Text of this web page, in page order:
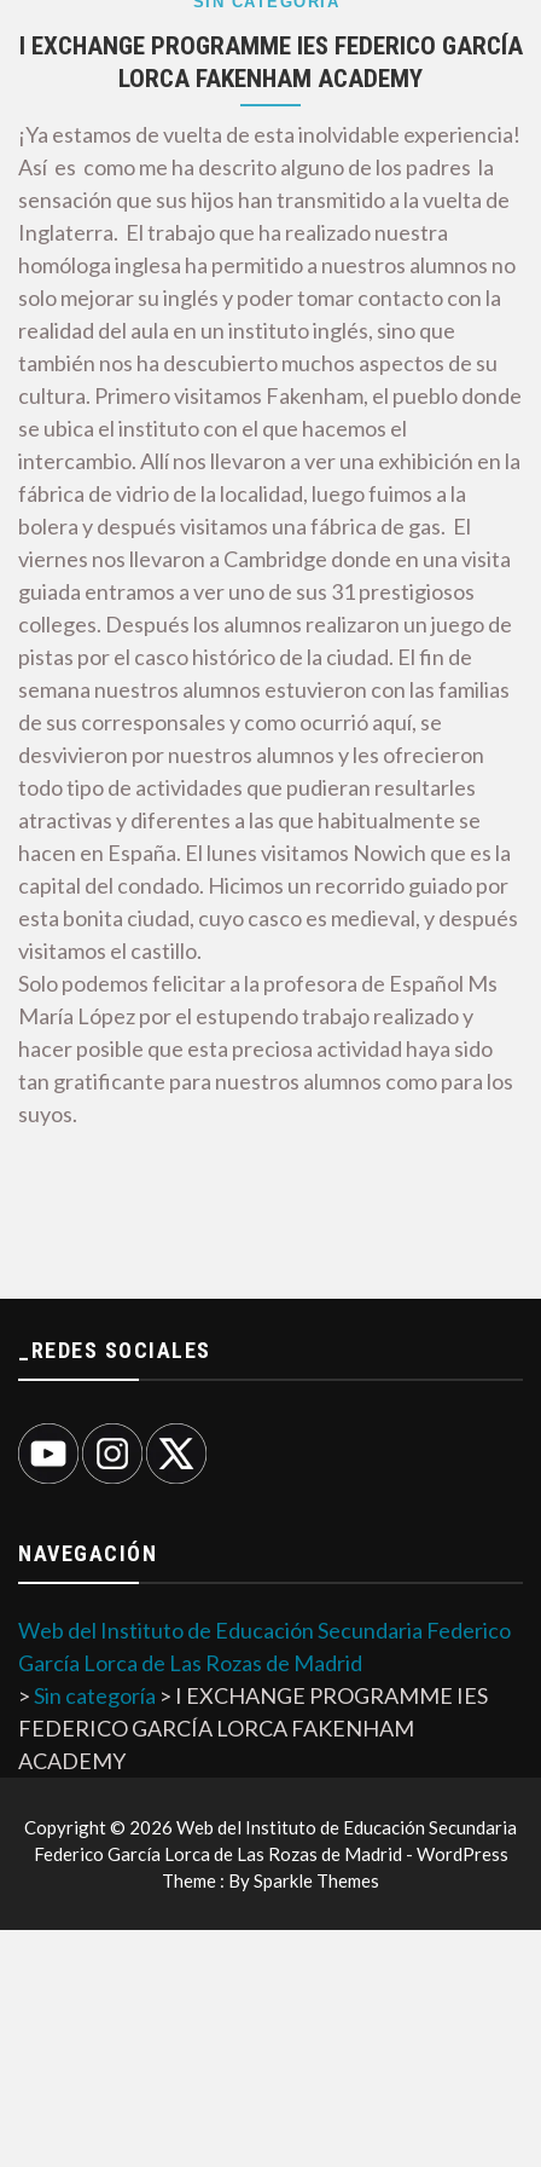
I EXCHANGE PROGRAMME IES FEDERICO GARCÍA
LORCA FAKENHAM ACADEMY
¡Ya estamos de vuelta de esta inolvidable experiencia!
Así es como me ha descrito alguno de los padres la
sensación que sus hijos han transmitido a la vuelta de
Inglaterra. El trabajo que ha realizado nuestra
homóloga inglesa ha permitido a nuestros alumnos no
solo mejorar su inglés y poder tomar contacto con la
realidad del aula en un instituto inglés, sino que
también nos ha descubierto muchos aspectos de su
cultura. Primero visitamos Fakenham, el pueblo donde
se ubica el instituto con el que hacemos el
intercambio. Allí nos llevaron a ver una exhibición en la
fábrica de vidrio de la localidad, luego fuimos a la
bolera y después visitamos una fábrica de gas. El
viernes nos llevaron a Cambridge donde en una visita
guiada entramos a ver uno de sus 31 prestigiosos
colleges. Después los alumnos realizaron un juego de
pistas por el casco histórico de la ciudad. El fin de
semana nuestros alumnos estuvieron con las familias
de sus corresponsales y como ocurrió aquí, se
desvivieron por nuestros alumnos y les ofrecieron
todo tipo de actividades que pudieran resultarles
atractivas y diferentes a las que habitualmente se
hacen en España. El lunes visitamos Nowich que es la
capital del condado. Hicimos un recorrido guiado por
esta bonita ciudad, cuyo casco es medieval, y después
visitamos el castillo.
Solo podemos felicitar a la profesora de Español Ms
María López por el estupendo trabajo realizado y
hacer posible que esta preciosa actividad haya sido
tan gratificante para nuestros alumnos como para los
suyos.
_REDES SOCIALES
NAVEGACIÓN
Web del Instituto de Educación Secundaria Federico
García Lorca de Las Rozas de Madrid
>Sin categoría > I EXCHANGE PROGRAMME IES
FEDERICO GARCÍA LORCA FAKENHAM
ACADEMY
Copyright © 2026 Web del Instituto de Educación Secundaria
Federico García Lorca de Las Rozas de Madrid - WordPress
Theme : BySparkle Themes